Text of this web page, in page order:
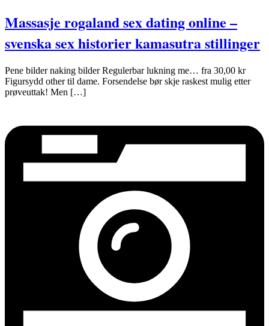
Massasje rogaland sex dating online –
svenska sex historier kamasutra stillinger
Pene bilder naking bilder Regulerbar lukning me… fra 30,00 kr
Figursydd other til dame. Forsendelse bør skje raskest mulig etter
prøveuttak! Men […]